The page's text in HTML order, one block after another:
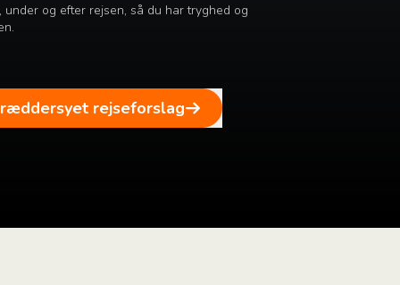
under og efter rejsen, så du har tryghed og
rejseforslag